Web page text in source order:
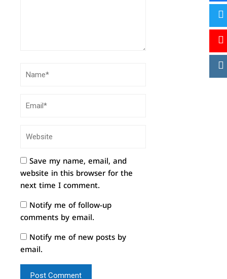
Save my name, email, and
website in this browser for the
next time I comment.
Notify me of follow-up
comments by email.
Notify me of new posts by
email.